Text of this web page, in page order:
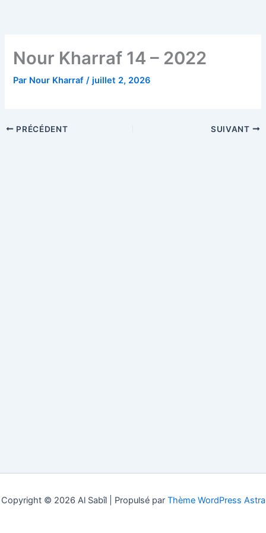
Nour Kharraf 14 – 2022
Par Nour Kharraf/ juillet 2, 2026
PRÉCÉDENT SUIVANT
Copyright © 2026 Al Sabîl | Propulsé par Thème WordPress Astra